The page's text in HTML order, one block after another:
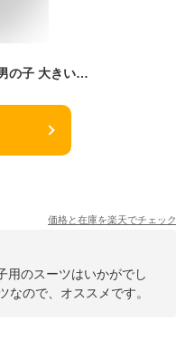
[部分即納]【お得な7点セット】卒業式 スーツ 男の子 大きいサイズ キッズ スーツ フォーマルスーツ 子供スーツ おしゃれ 無地 幼稚園 小学生 制服 入学式 卒園式 お受験 発表会 結婚式 ネイビー ブラック 黒 130cm 140cm 150cm 160cm 170cm 180cm
価格と在庫を楽天でチェック
用のスーツはいかがでし
ので、オススメです。